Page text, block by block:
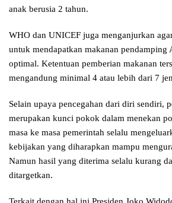
anak berusia 2 tahun.
WHO dan UNICEF juga menganjurkan
untuk mendapatkan makanan pendamping
optimal. Ketentuan pemberian makanan
mengandung minimal 4 atau lebih dari 7
Selain upaya pencegahan dari diri sendiri,
merupakan kunci pokok dalam menekan
masa ke masa pemerintah selalu
kebijakan yang diharapkan mampu
Namun hasil yang diterima selalu kurang
ditargetkan.
Terkait dengan hal ini Presiden Joko